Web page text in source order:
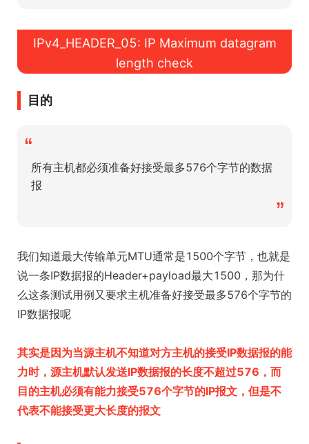
IPv4_HEADER_05: IP Maximum datagram
length check
目的
“
所有主机都必须准备好接受最多576个字节的数据
报
”
我们知道最大传输单元MTU通常是1500个字节，也就是
说一条IP数据报的Header+payload最大1500，那为什
么这条测试用例又要求主机准备好接受最多576个字节的
IP数据报呢
其实是因为当源主机不知道对方主机的接受IP数据报的能
力时，源主机默认发送IP数据报的长度不超过576，而
目的主机必须有能力接受576个字节的IP报文，但是不
代表不能接受更大长度的报文